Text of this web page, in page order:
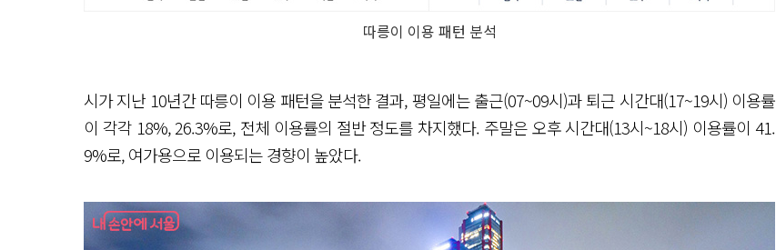
따릉이 이용 패턴 분석
시가 지난 10년간 따릉이 이용 패턴을 분석한 결과, 평일에는 출근(07~09시)과 퇴근 시간대(17~19시) 이용률
이 각각 18%, 26.3%로, 전체 이용률의 절반 정도를 차지했다. 주말은 오후 시간대(13시~18시) 이용률이 41.
9%로, 여가용으로 이용되는 경향이 높았다.